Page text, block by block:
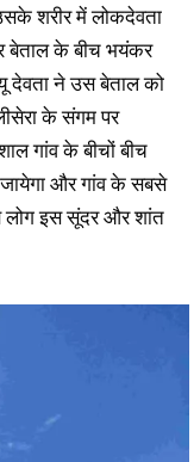
शरीर में लोकदेवता
बेताल के बीच भयंकर
देवता ने उस बेताल को
के संगम पर
गांव के बीचों बीच
जायेगा और गांव के सबसे
लोग इस सूंदर और शांत